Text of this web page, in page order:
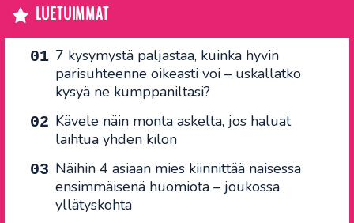
LUETUIMMAT
7 kysymystä paljastaa, kuinka hyvin
parisuhteenne oikeasti voi – uskallatko
kysyä ne kumppaniltasi?
Kävele näin monta askelta, jos haluat
laihtua yhden kilon
Näihin 4 asiaan mies kiinnittää naisessa
ensimmäisenä huomiota – joukossa
yllätyskohta